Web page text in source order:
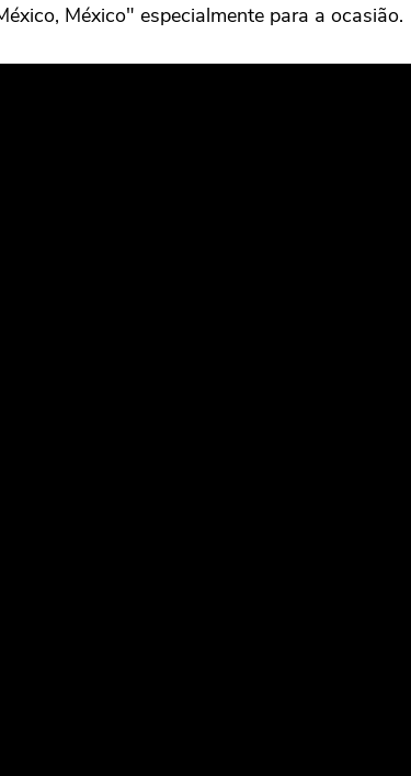
México" especialmente para a ocasião.